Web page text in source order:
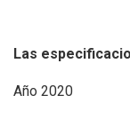
Las
Año 2020